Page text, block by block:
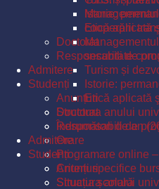
Istorie:
Etică aplicată
Doctorat
Responsabili de
Admitere
Studenți
Anunțuri
Structura anului
Îndrumători de an
Orare
Programare online
Criterii specifice
Situația școlară
cooperării
securitate
Turism și
Istorie:
Etică aplicată
Doctorat
Responsabili de
Admitere
Studenți
Anunțuri
Structura anului